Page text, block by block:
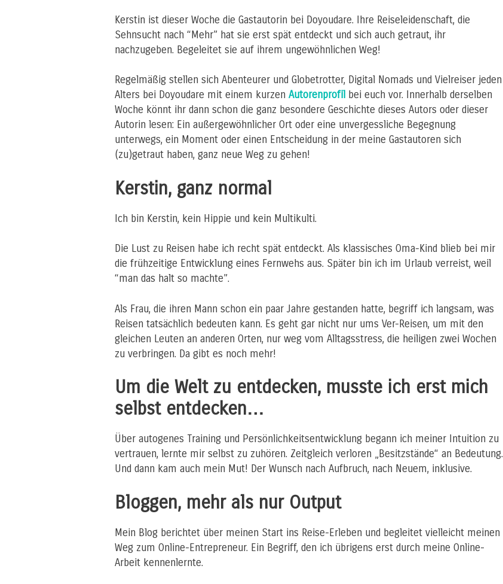
Kerstin ist dieser Woche die Gastautorin bei Doyoudare. Ihre Reiseleidenschaft, die
Sehnsucht nach “Mehr” hat sie erst spät entdeckt und sich auch getraut, ihr
nachzugeben. Begeleitet sie auf ihrem ungewöhnlichen Weg!
Regelmäßig stellen sich Abenteurer und Globetrotter, Digital Nomads und Vielreiser jeden
Alters bei Doyoudare mit einem kurzen Autorenprofil bei euch vor. Innerhalb derselben
Woche könnt ihr dann schon die ganz besondere Geschichte dieses Autors oder dieser
Autorin lesen: Ein außergewöhnlicher Ort oder eine unvergessliche Begegnung
unterwegs, ein Moment oder einen Entscheidung in der meine Gastautoren sich
(zu)getraut haben, ganz neue Weg zu gehen!
Kerstin, ganz normal
Ich bin Kerstin, kein Hippie und kein Multikulti.
Die Lust zu Reisen habe ich recht spät entdeckt. Als klassisches Oma-Kind blieb bei mir
die frühzeitige Entwicklung eines Fernwehs aus. Später bin ich im Urlaub verreist, weil
“man das halt so machte”.
Als Frau, die ihren Mann schon ein paar Jahre gestanden hatte, begriff ich langsam, was
Reisen tatsächlich bedeuten kann. Es geht gar nicht nur ums Ver-Reisen, um mit den
gleichen Leuten an anderen Orten, nur weg vom Alltagsstress, die heiligen zwei Wochen
zu verbringen. Da gibt es noch mehr!
Um die Welt zu entdecken, musste ich erst mich
selbst entdecken…
Über autogenes Training und Persönlichkeitsentwicklung begann ich meiner Intuition zu
vertrauen, lernte mir selbst zu zuhören. Zeitgleich verloren „Besitzstände“ an Bedeutung.
Und dann kam auch mein Mut! Der Wunsch nach Aufbruch, nach Neuem, inklusive.
Bloggen, mehr als nur Output
Mein Blog berichtet über meinen Start ins Reise-Erleben und begleitet vielleicht meinen
Weg zum Online-Entrepreneur. Ein Begriff, den ich übrigens erst durch meine Online-
Arbeit kennenlernte.